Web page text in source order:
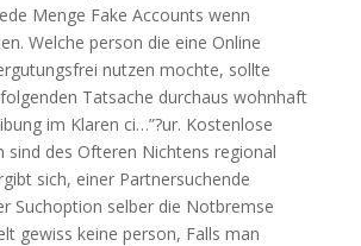
Menge Fake Accounts wenn
Welche person die eine Online
nutzen mochte, sollte
Tatsache durchaus wohnhaft
im Klaren ci…”?ur. Kostenlose
sind des Ofteren Nichtens regional
sich, einer Partnersuchende
Suchoption selber die Notbremse
gewiss keine person, Falls man